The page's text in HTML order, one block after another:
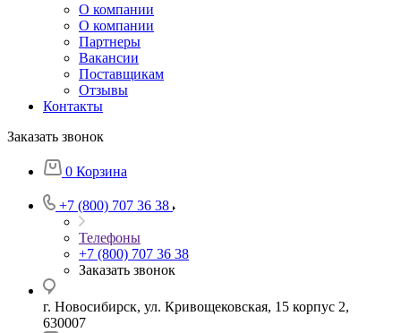
О компании
О компании
Партнеры
Вакансии
Поставщикам
Отзывы
Контакты
Заказать звонок
0 Корзина
+7 (800) 707 36 38
Телефоны
+7 (800) 707 36 38
Заказать звонок
г. Новосибирск, ул. Кривощековская, 15 корпус 2,
630007